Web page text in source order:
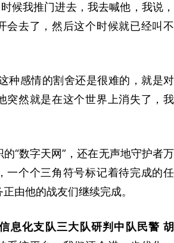
候我推门进去，我去喊他，我说，
会去了，然后这个时候就已经叫不
种感情的割舍还是很难的，就是对
突然就是在这个世界上消失了，我
“数字天网”，还在无声地守护者万
一个个三角符号标记着待完成的任
由他的战友们继续完成。
息化支队三大队研判中队民警 胡